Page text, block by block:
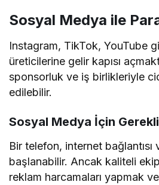
Sosyal Medya ile Para
Instagram, TikTok, YouTube
üreticilerine gelir kapısı
sponsorluk ve iş birlikleriyle
edilebilir.
Sosyal Medya İçin Gerekli
Bir telefon, internet
başlanabilir. Ancak kaliteli
reklam harcamaları yapmak